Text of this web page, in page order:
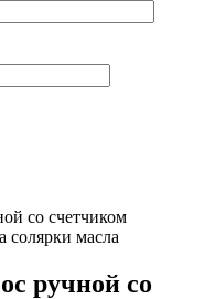
cо счетчиком
солярки масла
ручной cо